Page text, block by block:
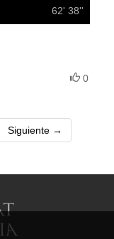
62' 38''
0
Siguiente →